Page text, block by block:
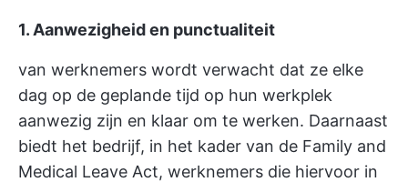
1. Aanwezigheid en punctualiteit
van werknemers wordt verwacht dat ze elke
dag op de geplande tijd op hun werkplek
aanwezig zijn en klaar om te werken. Daarnaast
biedt het bedrijf, in het kader van de Family and
Medical Leave Act, werknemers die hiervoor in